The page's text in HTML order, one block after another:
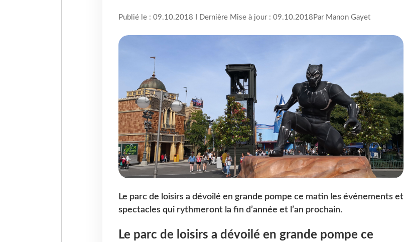
Publié le : 09.10.2018 I Dernière Mise à jour : 09.10.2018 Par Manon Gayet
Le parc de loisirs a dévoilé en grande pompe ce matin les événements et
spectacles qui rythmeront la fin d’année et l’an prochain.
Le parc de loisirs a dévoilé en grande pompe ce